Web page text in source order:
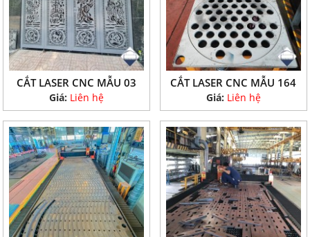
CẮT LASER CNC MẪU 03
Giá: Liên hệ
CẮT LASER CNC MẪU 164
Giá: Liên hệ